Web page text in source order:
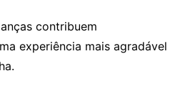
contribuem
experiência mais agradável